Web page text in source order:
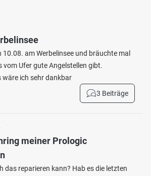
10.08. am Werbelinsee und bräuchte mal
vom Ufer gute Angelstellen gibt.
wäre ich sehr dankbar
3 Beiträge
meiner Prologic
das reparieren kann? Hab es die letzten